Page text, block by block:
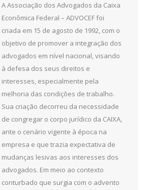
A Associação dos Advogados da Caixa
Econômica Federal – ADVOCEF foi
criada em 15 de agosto de 1992, com o
objetivo de promover a integração dos
advogados em nível nacional, visando
à defesa dos seus direitos e
interesses, especialmente pela
melhoria das condições de trabalho.
Sua criação decorreu da necessidade
de congregar o corpo jurídico da CAIXA,
ante o cenário vigente à época na
empresa e que trazia expectativa de
mudanças lesivas aos interesses dos
advogados. Em meio ao contexto
conturbado que surgia com o advento